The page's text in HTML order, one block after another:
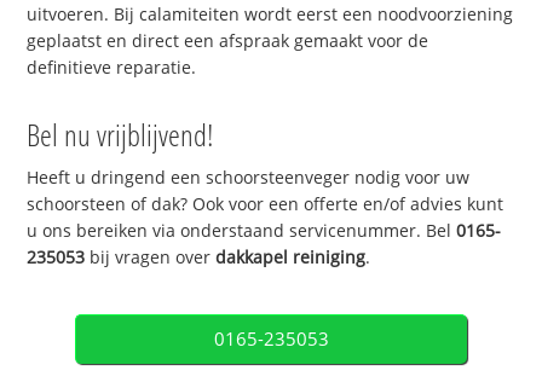
uitvoeren. Bij calamiteiten wordt eerst een noodvoorziening
geplaatst en direct een afspraak gemaakt voor de
definitieve reparatie.
Bel nu vrijblijvend!
Heeft u dringend een schoorsteenveger nodig voor uw
schoorsteen of dak? Ook voor een offerte en/of advies kunt
u ons bereiken via onderstaand servicenummer. Bel0165-
235053 bij vragen overdakkapel reiniging.
0165-235053